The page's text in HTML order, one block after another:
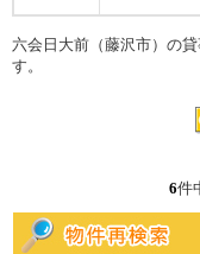
六会日大前（藤沢市）の
す。
6件